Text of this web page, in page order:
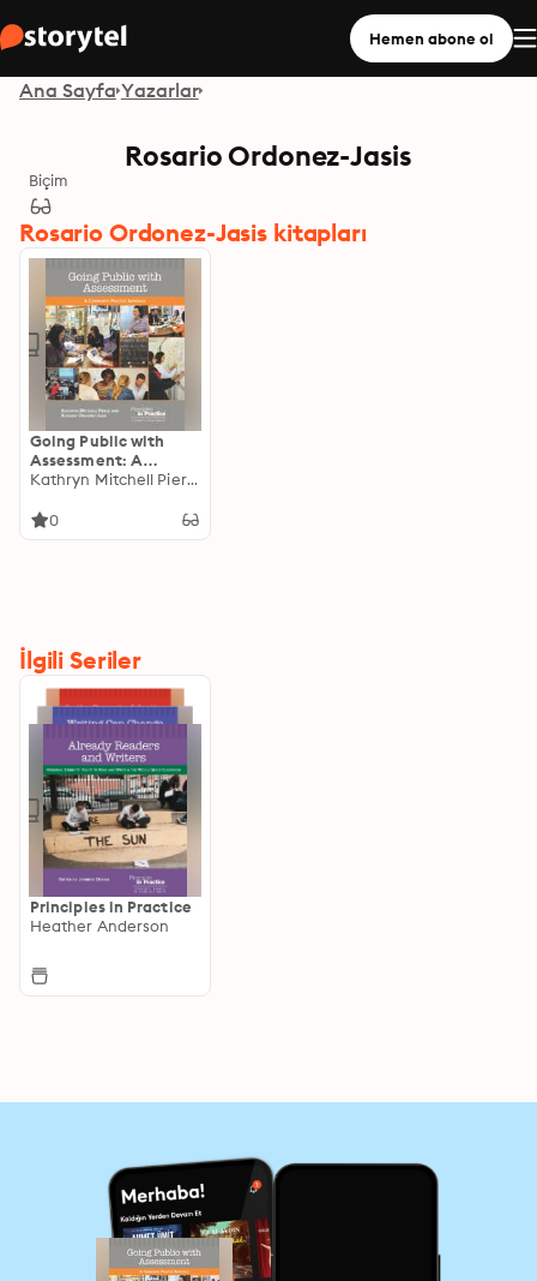
Hemen abone ol
Ana Sayfa Yazarlar
Rosario Ordonez-Jasis
Biçim
Rosario Ordonez-Jasis kitapları
Going Public with
Assessment: A
Community PracticeKathryn Mitchell Pierce
0
İlgili Seriler
Principles in Practice
Heather Anderson